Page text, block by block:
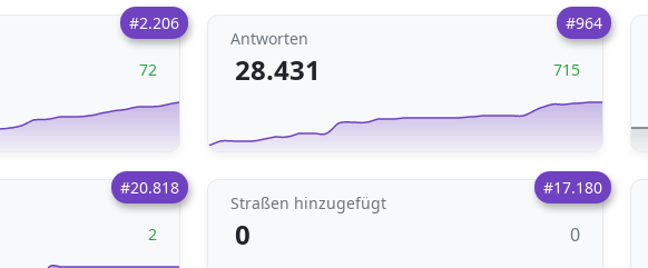
#2.206
72
#964
Antworten
28.431 715
#20.818
2
#17.180
Straßen hinzugefügt
0 0